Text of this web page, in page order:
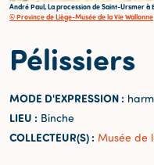
André Paul, La procession de Saint-Ursmer à
© Province de Liège-Musée de la Vie Wallonne
Pélissiers
MODE D'EXPRESSION :
LIEU : Binche
COLLECTEUR(S) : Musée de